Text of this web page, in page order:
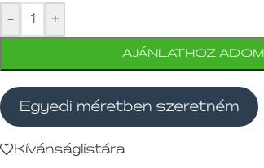
- +
AJÁNLATHOZ ADOM
Egyedi méretben szeretném
Kívánságlistára